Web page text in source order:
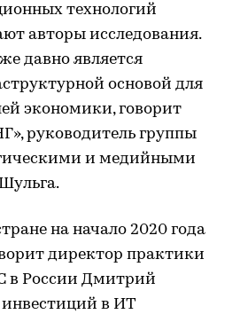
технологий
авторы исследования.
давно является
основой для
экономики, говорит
руководитель группы
и медийными
на начало 2020 года
директор практики
в России Дмитрий
в ИТ